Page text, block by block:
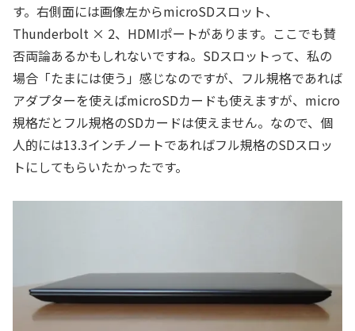
す。右側面には画像左からmicroSDスロット、
Thunderbolt × 2、HDMIポートがあります。ここでも賛
否両論あるかもしれないですね。SDスロットって、私の
場合「たまには使う」感じなのですが、フル規格であれば
アダプターを使えばmicroSDカードも使えますが、micro
規格だとフル規格のSDカードは使えません。なので、個
人的には13.3インチノートであればフル規格のSDスロッ
トにしてもらいたかったです。